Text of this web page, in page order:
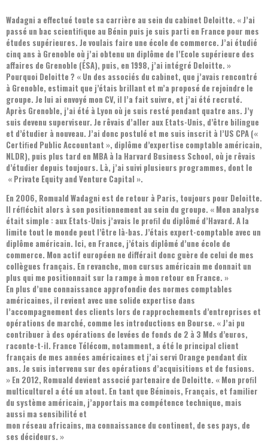
Wadagni a effectué toute sa carrière au sein du cabinet Deloitte. « J’ai
passé un bac scientiﬁque au Bénin puis je suis parti en France pour mes
études supérieures. Je voulais faire une école de commerce. J’ai étudié
cinq ans à Grenoble où j’ai obtenu un diplôme de l’Ecole supérieure des
affaires de Grenoble (ÉSA), puis, en 1998, j’ai intégré Deloitte. »
Pourquoi Deloitte ? « Un des associés du cabinet, que j’avais rencontré
à Grenoble, estimait que j’étais brillant et m’a proposé de rejoindre le
groupe. Je lui ai envoyé mon CV, il l’a fait suivre, et j’ai été recruté.
Après Grenoble, j’ai été à Lyon où je suis resté pendant quatre ans. J’y
suis devenu superviseur. Je rêvais d’aller aux Etats-Unis, d’être bilingue
et d’étudier à nouveau. J’ai donc postulé et me suis inscrit à l’US CPA («
Certiﬁed Public Accountant », diplôme d’expertise comptable américain,
NLDR), puis plus tard en MBA à la Harvard Business School, où je rêvais
d’étudier depuis toujours. Là, j’ai suivi plusieurs programmes, dont le
« Private Equity and Venture Capital ».
En 2006, Romuald Wadagni est de retour à Paris, toujours pour Deloitte.
Il réﬂéchit alors à son positionnement au sein du groupe. « Mon analyse
était simple : aux Etats-Unis j’avais le proﬁl du diplômé d’Havard. A la
limite tout le monde peut l’être là-bas. J’étais expert-comptable avec un
diplôme américain. Ici, en France, j’étais diplômé d’une école de
commerce. Mon actif européen ne différait donc guère de celui de mes
collègues français. En revanche, mon cursus américain me donnait un
plus qui me positionnait sur la rampe à mon retour en France. »
En plus d’une connaissance approfondie des normes comptables
américaines, il revient avec une solide expertise dans
l’accompagnement des clients lors de rapprochements d’entreprises et
opérations de marché, comme les introductions en Bourse. « J’ai pu
contribuer à des opérations de levées de fonds de 2 à 3 Mds d’euros,
raconte-t-il. France Télécom, notamment, a été le principal client
français de mes années américaines et j’ai servi Orange pendant dix
ans. Je suis intervenu sur des opérations d’acquisitions et de fusions.
» En 2012, Romuald devient associé partenaire de Deloitte. « Mon proﬁl
multiculturel a été un atout. En tant que Béninois, Français, et familier
du système américain, j’apportais ma compétence technique, mais
aussi ma sensibilité et
mon réseau africains, ma connaissance du continent, de ses pays, de
ses décideurs. »